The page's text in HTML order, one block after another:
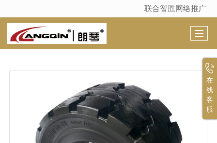
很遗憾，因您的浏览器版本过低导致无法获得最佳浏览体验，推荐下载安装谷歌浏览器！
联合智胜网络推广
在
线
客
服